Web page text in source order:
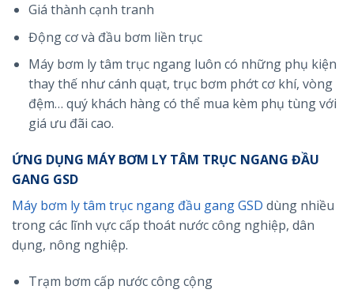
Giá thành cạnh tranh
Động cơ và đầu bơm liền trục
Máy bơm ly tâm trục ngang luôn có những phụ kiện
thay thế như cánh quạt, trục bơm phớt cơ khí, vòng
đệm… quý khách hàng có thể mua kèm phụ tùng với
giá ưu đãi cao.
ỨNG DỤNG MÁY BƠM LY TÂM TRỤC NGANG ĐẦU
GANG GSD
Máy bơm ly tâm trục ngang đầu gang GSD dùng nhiều
trong các lĩnh vực cấp thoát nước công nghiệp, dân
dụng, nông nghiệp.
Trạm bơm cấp nước công cộng